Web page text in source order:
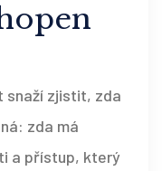
snaží zjistit, zda
zda má
a přístup, který